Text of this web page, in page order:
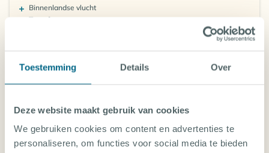
Toestemming Details Over
Deze website maakt gebruik van cookies
We gebruiken cookies om content en advertenties te
personaliseren, om functies voor social media te bieden
Binnenlandse vlucht
Transfer
FAQ | DUIKVAKANTIE CHRISTMAS
ISLAND